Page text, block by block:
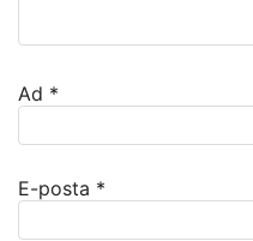
Ad *
E-posta *